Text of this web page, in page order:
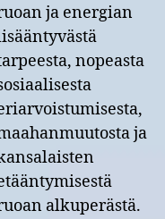
ja energian
nopeasta
ja
alkuperästä.